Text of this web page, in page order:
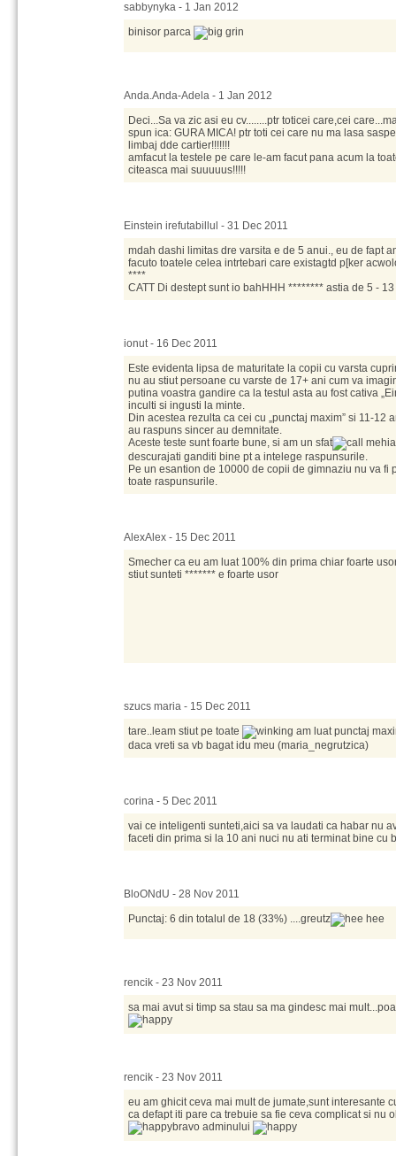
sabbynyka - 1 Jan 2012
binisor parca
Anda.Anda-Adela - 1 Jan 2012
Deci...Sa va zic asi eu cv........ptr toticei care,cei
spun ica: GURA MICA! ptr toti cei care nu ma lasa
limbaj dde cartier!!!!!!!
amfacut la testele pe care le-am facut pana acum la
citeasca mai suuuuus!!!!!
Einstein irefutabillul - 31 Dec 2011
mdah dashi limitas dre varsita e de 5 anui., eu de fapt
facuto toatele celea intrtebari care existagtd p[ker
****
CATT Di destept sunt io bahHHH ******** astia de 5 -
ionut - 16 Dec 2011
Este evidenta lipsa de maturitate la copii cu varsta
nu au stiut persoane cu varste de 17+ ani cum va
putina voastra gandire ca la testul asta au fost cativa
inculti si ingusti la minte.
Din acestea rezulta ca cei cu „punctaj maxim” si 11-12
au raspuns sincer au demnitate.
Aceste teste sunt foarte bune, si am un sfat
descurajati ganditi bine pt a intelege raspunsurile.
Pe un esantion de 10000 de copii de gimnaziu nu va fi
toate raspunsurile.
AlexAlex - 15 Dec 2011
Smecher ca eu am luat 100% din prima chiar foarte
stiut sunteti ******* e foarte usor
szucs maria - 15 Dec 2011
tare..leam stiut pe toate
am luat punctaj
daca vreti sa vb bagat idu meu (maria_negrutzica)
corina - 5 Dec 2011
vai ce inteligenti sunteti,aici sa va laudati ca habar nu
faceti din prima si la 10 ani nuci nu ati terminat bine cu
BloONdU - 28 Nov 2011
Punctaj: 6 din totalul de 18 (33%) ....greutz
rencik - 23 Nov 2011
sa mai avut si timp sa stau sa ma gindesc mai
rencik - 23 Nov 2011
eu am ghicit ceva mai mult de jumate,sunt interesante
ca defapt iti pare ca trebuie sa fie ceva complicat si nu
bravo adminului